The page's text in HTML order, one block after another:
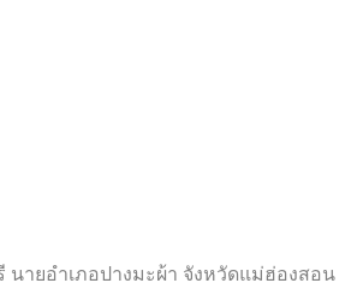
นายอำเภอปางมะผ้า จังหวัดแม่ฮ่องสอน